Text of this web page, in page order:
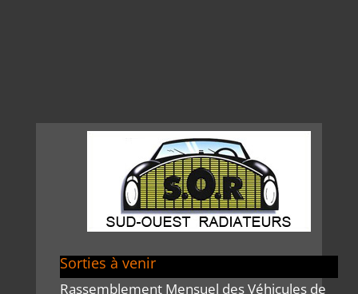
Sorties à venir
Rassemblement Mensuel des Véhicules de